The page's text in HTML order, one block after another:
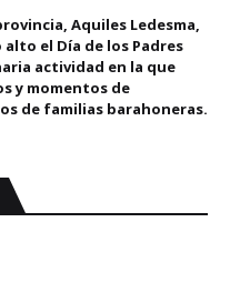
Aquiles Ledesma,
el Día de los Padres
actividad en la que
y momentos de
de familias barahoneras.